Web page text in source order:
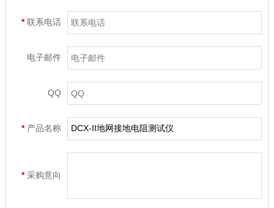
*联系电话
电子邮件
QQ
* 产品名称
*采购意向